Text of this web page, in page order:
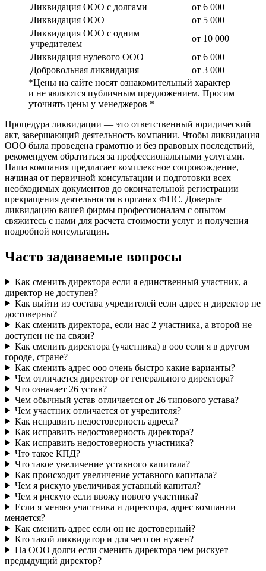
Ликвидация ООО с долгами
от 6 000
Ликвидация ООО
от 5 000
Ликвидация ООО с одним
учредителем
от 10 000
Ликвидация нулевого ООО
от 6 000
Добровольная ликвидация
от 3 000
*Цены на сайте носят ознакомительный характер
и не являются публичным предложением. Просим
уточнять цены у менеджеров *
Процедура ликвидации — это ответственный юридический
акт, завершающий деятельность компании. Чтобы ликвидация
ООО была проведена грамотно и без правовых последствий,
рекомендуем обратиться за профессиональными услугами.
Наша компания предлагает комплексное сопровождение,
начиная от первичной консультации и подготовки всех
необходимых документов до окончательной регистрации
прекращения деятельности в органах ФНС. Доверьте
ликвидацию вашей фирмы профессионалам с опытом —
свяжитесь с нами для расчета стоимости услуг и получения
подробной консультации.
Часто задаваемые вопросы
Как сменить директора если я единственный участник, а
директор не доступен?
Как выйти из состава учредителей если адрес и директор не
достоверны?
Как сменить директора, если нас 2 участника, а второй не
доступен не на связи?
Как сменить директора (участника) в ооо если я в другом
городе, стране?
Как сменить адрес ооо очень быстро какие варианты?
Чем отличается директор от генерального директора?
Что означает 26 устав?
Чем обычный устав отличается от 26 типового устава?
Чем участник отличается от учредителя?
Как исправить недостоверность адреса?
Как исправить недостоверность директора?
Как исправить недостоверность участника?
Что такое КПД?
Что такое увеличение уставного капитала?
Как происходит увеличение уставного капитала?
Чем я рискую увеличивая уставный капитал?
Чем я рискую если ввожу нового участника?
Если я меняю участника и директора, адрес компании
меняется?
Как сменить адрес если он не достоверный?
Кто такой ликвидатор и для чего он нужен?
На ООО долги если сменить директора чем рискует
предыдущий директор?